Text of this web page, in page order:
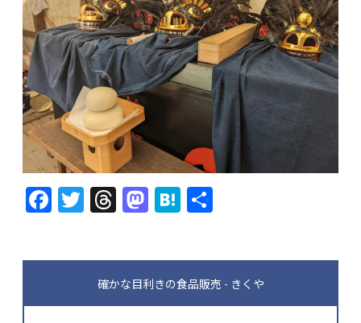
F
ac
e
o
T
w
itt
er
T
hr
ea
ds
M
as
to
d
o
H
at
e
n
a
確かな目利きの食品販売 - きくや